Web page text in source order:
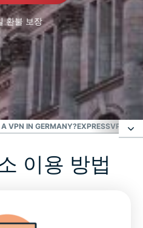
환불 보장
받는 VPN
일 VPN
VPN IN GERMANY?EXPRESSVPN VS.
이용 방법